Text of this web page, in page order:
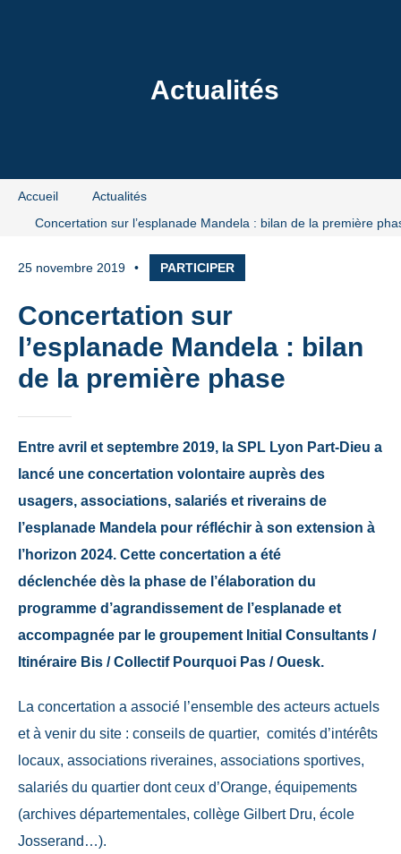
Actualités
Accueil
Actualités
Concertation sur l’esplanade Mandela : bilan de la première
25 novembre 2019 PARTICIPER
Concertation sur
l’esplanade Mandela : bilan
de la première phase
Entre avril et septembre 2019, la SPL Lyon Part-Dieu a
lancé une concertation volontaire auprès des
usagers, associations, salariés et riverains de
l’esplanade Mandela pour réfléchir à son extension à
l’horizon 2024. Cette concertation a été
déclenchée dès la phase de l’élaboration du
programme d’agrandissement de l’esplanade et
accompagnée par le groupement Initial Consultants /
Itinéraire Bis / Collectif Pourquoi Pas / Ouesk.
La concertation a associé l’ensemble des acteurs actuels
et à venir du site : conseils de quartier, comités d’intérêts
locaux, associations riveraines, associations sportives,
salariés du quartier dont ceux d’Orange, équipements
(archives départementales, collège Gilbert Dru, école
Josserand…).